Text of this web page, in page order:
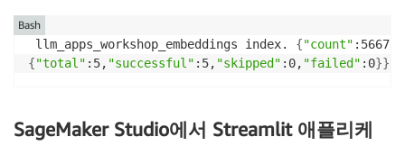
llm_apps_workshop_embeddings index. {"count" :5667,
{"total" :5, "successful" :5, "skipped" :0, "failed" :0}}
Bash
SageMaker Studio에서 Streamlit 애플리케